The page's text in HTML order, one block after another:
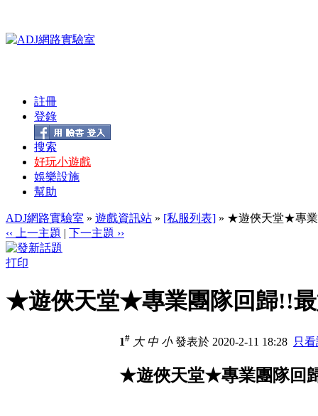
註冊
登錄
搜索
好玩小遊戲
娛樂設施
幫助
ADJ網路實驗室 » 遊戲資訊站 » [私服列表] » ★遊俠天堂★專業
‹‹ 上一主題 | 下一主題 ››
打印
★遊俠天堂★專業團隊回歸!!最
1# 大 中 小發表於 2020-2-11 18:28 只
★遊俠天堂★專業團隊回